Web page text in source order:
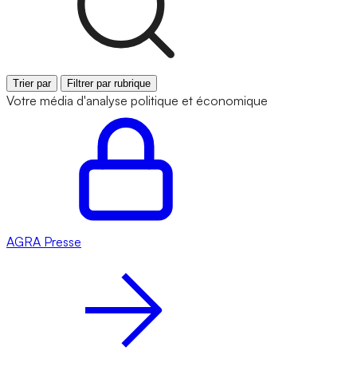
Trier par Filtrer par rubrique
Votre média d'analyse politique et économique
AGRA Presse